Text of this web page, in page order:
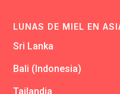
LUNAS DE MIEL EN
Sri Lanka
Bali (Indonesia)
Tailandia